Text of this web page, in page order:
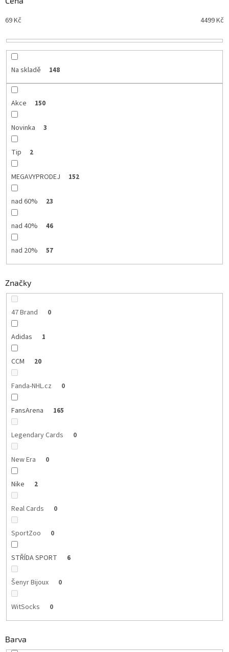
í
r
Abecedně
69Kč 4499Kč
Na skladě 148
Akce 150
Novinka 3
Tip 2
MEGAVYPRODEJ 152
nad 60% 23
nad 40% 46
nad 20% 57
Značky
47 Brand 0
Adidas 1
CCM 20
Fanda-NHL.cz 0
FansArena 165
Legendary Cards 0
New Era 0
Nike 2
Real Cards 0
SportZoo 0
STŘÍDA SPORT 6
Šenyr Bijoux 0
WitSocks 0
Barva